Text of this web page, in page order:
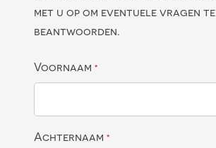
met u op om eventuele vragen te
beantwoorden.
Voornaam *
Achternaam *